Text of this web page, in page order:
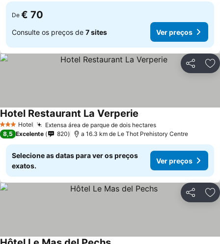
De € 70
Consulte os preços de 7 sites Ver preços
Partilhar
3 EstrelasHotel Extensa área de parque de dois hectares
Hotel Restaurant La Verperie
8,5 Excelente 820 a 16.3 km de Le Thot Prehistory Centre
Selecione as datas para ver os preços
exatos.
Ver preços
Partilhar